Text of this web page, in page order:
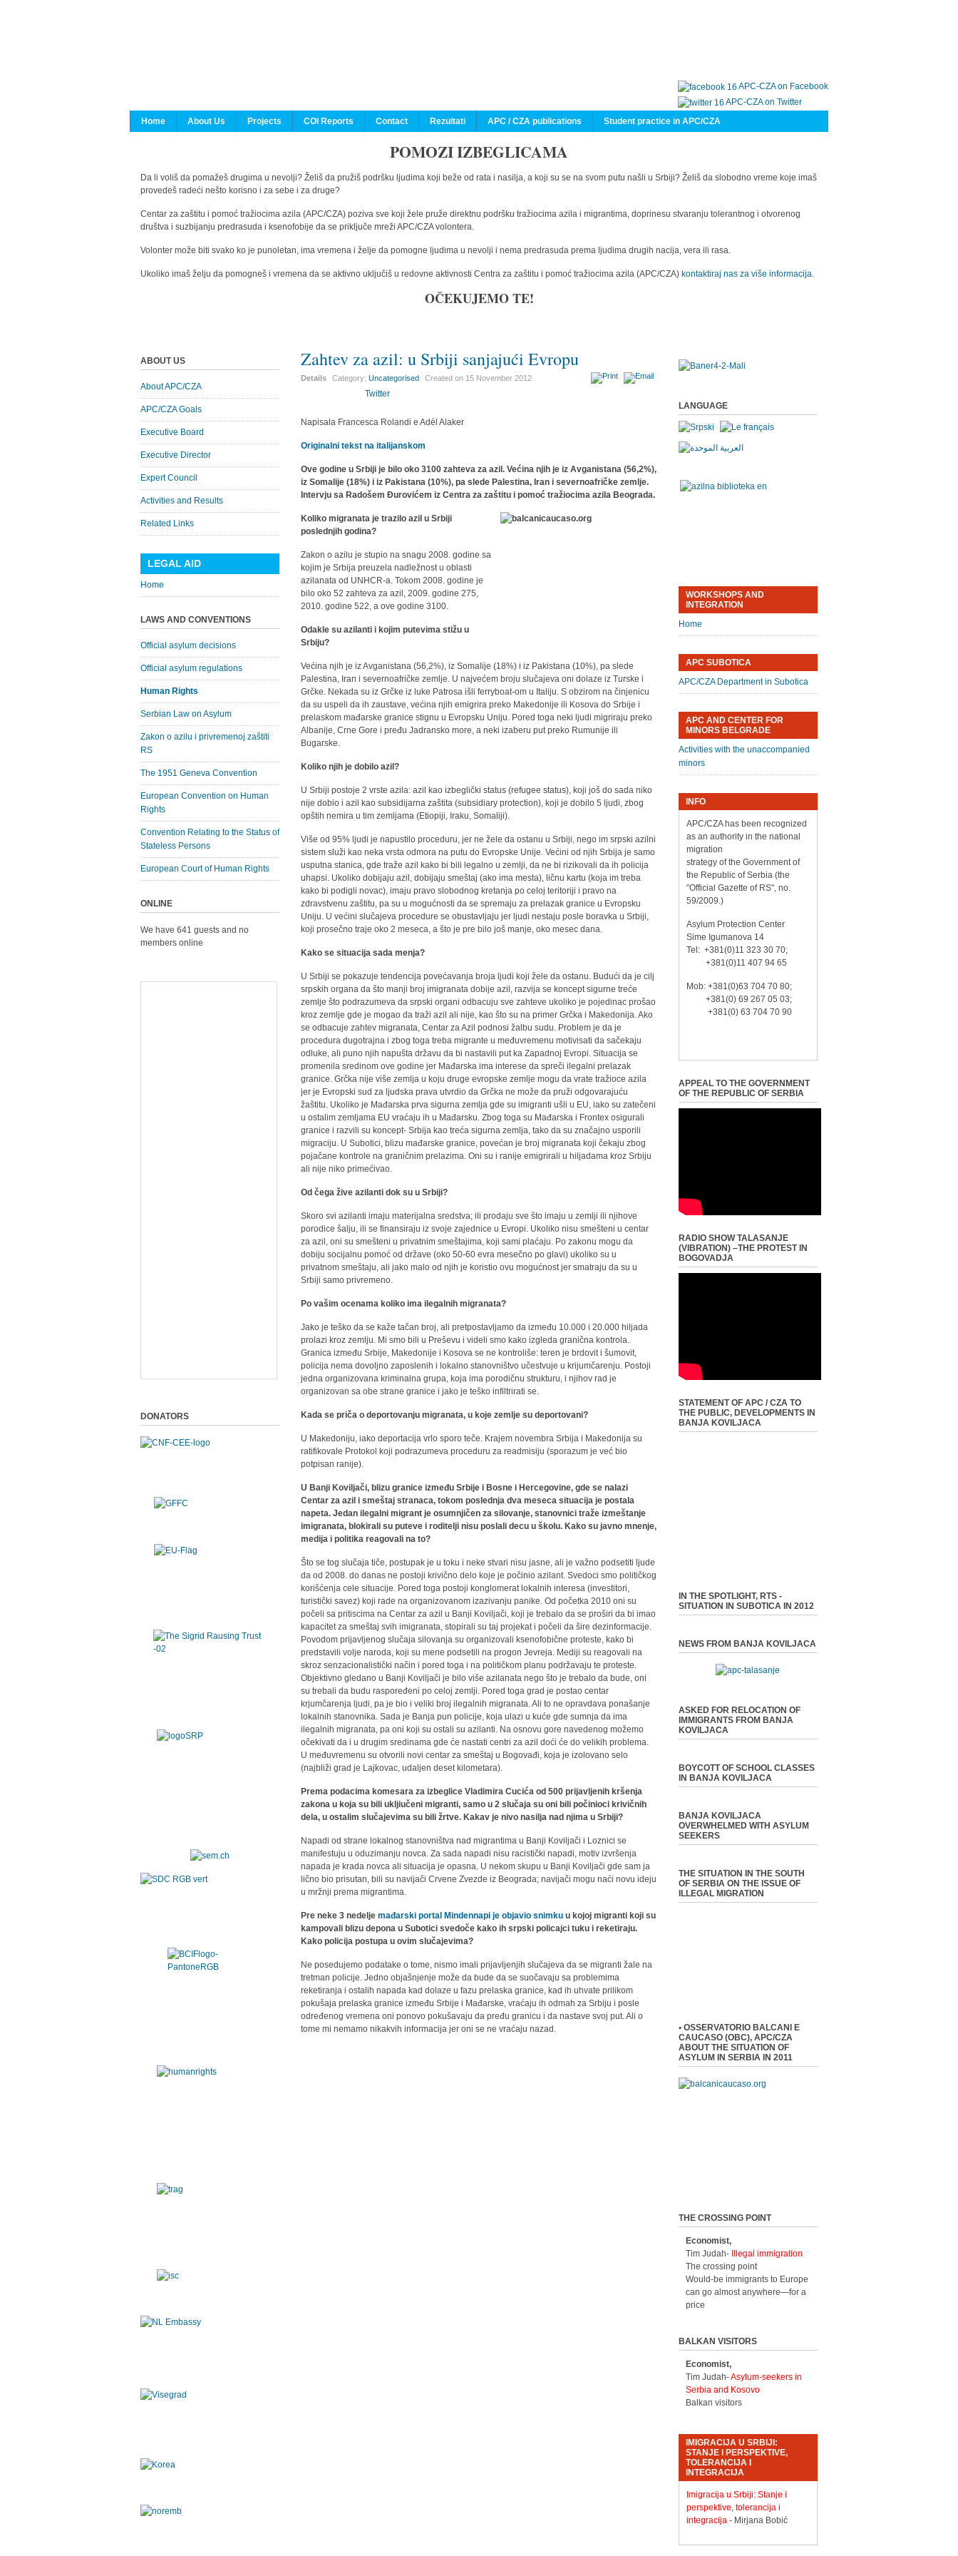
APC-CZA on Facebook
APC-CZA on Twitter
Home
About Us Projects COI Reports Contact Rezultati APC / CZA publications Student practice in APC/CZA
POMOZI IZBEGLICAMA
Da li voliš da pomažeš drugima u nevolji? Želiš da pružiš podršku ljudima koji beže od rata i nasilja, a koji su se na svom putu našli u Srbiji? Želiš da slobodno vreme koje imaš
provedeš radeći nešto korisno i za sebe i za druge?
Centar za zaštitu i pomoć tražiocima azila (APC/CZA) poziva sve koji žele pruže direktnu podršku tražiocima azila i migrantima, doprinesu stvaranju tolerantnog i otvorenog
društva i suzbijanju predrasuda i ksenofobije da se priključe mreži APC/CZA volontera.
Volonter može biti svako ko je punoletan, ima vremena i želje da pomogne ljudima u nevolji i nema predrasuda prema ljudima drugih nacija, vera ili rasa.
Ukoliko imaš želju da pomogneš i vremena da se aktivno uključiš u redovne aktivnosti Centra za zaštitu i pomoć tražiocima azila (APC/CZA) kontaktiraj nas za više informacija.
OČEKUJEMO TE!
Zahtev za azil: u Srbiji sanjajući Evropu
Details Category:Uncategorised Created on 15 November 2012
Twitter
Napisala Francesca Rolandi e Adél Alaker
Originalni tekst na italijanskom
Ove godine u Srbiji je bilo oko 3100 zahteva za azil. Većina njih je iz Avganistana (56,2%),
iz Somalije (18%) i iz Pakistana (10%), pa slede Palestina, Iran i severnoafričke zemlje.
Intervju sa Radošem Đurovićem iz Centra za zaštitu i pomoć tražiocima azila Beograda.
Koliko migranata je trazilo azil u Srbiji
poslednjih godina?
Zakon o azilu je stupio na snagu 2008. godine sa
kojim je Srbija preuzela nadležnost u oblasti
azilanata od UNHCR-a. Tokom 2008. godine je
bilo oko 52 zahteva za azil, 2009. godine 275,
2010. godine 522, a ove godine 3100.
Odakle su azilanti i kojim putevima stižu u
Srbiju?
Većina njih je iz Avganistana (56,2%), iz Somalije (18%) i iz Pakistana (10%), pa slede
Palestina, Iran i severnoafričke zemlje. U najvećem broju slučajeva oni dolaze iz Turske i
Grčke. Nekada su iz Grčke iz luke Patrosa išli ferryboat-om u Italiju. S obzirom na činjenicu
da su uspeli da ih zaustave, većina njih emigrira preko Makedonije ili Kosova do Srbije i
prelaskom mađarske granice stignu u Evropsku Uniju. Pored toga neki ljudi migriraju preko
Albanije, Crne Gore i pređu Jadransko more, a neki izaberu put preko Rumunije ili
Bugarske.
Koliko njih je dobilo azil?
U Srbiji postoje 2 vrste azila: azil kao izbeglički status (refugee status), koji još do sada niko
nije dobio i azil kao subsidijarna zaštita (subsidiary protection), koji je dobilo 5 ljudi, zbog
opštih nemira u tim zemljama (Etiopiji, Iraku, Somaliji).
Više od 95% ljudi je napustilo proceduru, jer ne žele da ostanu u Srbiji, nego im srpski azilni
sistem služi kao neka vrsta odmora na putu do Evropske Unije. Većini od njih Srbija je samo
usputna stanica, gde traže azil kako bi bili legalno u zemlji, da ne bi rizikovali da ih policija
uhapsi. Ukoliko dobijaju azil, dobijaju smeštaj (ako ima mesta), ličnu kartu (koja im treba
kako bi podigli novac), imaju pravo slobodnog kretanja po celoj teritoriji i pravo na
zdravstvenu zaštitu, pa su u mogućnosti da se spremaju za prelazak granice u Evropsku
Uniju. U većini slučajeva procedure se obustavljaju jer ljudi nestaju posle boravka u Srbiji,
koji prosečno traje oko 2 meseca, a što je pre bilo još manje, oko mesec dana.
Kako se situacija sada menja?
U Srbiji se pokazuje tendencija povećavanja broja ljudi koji žele da ostanu. Budući da je cilj
srpskih organa da što manji broj imigranata dobije azil, razvija se koncept sigurne treće
zemlje što podrazumeva da srpski organi odbacuju sve zahteve ukoliko je pojedinac prošao
kroz zemlje gde je mogao da traži azil ali nije, kao što su na primer Grčka i Makedonija. Ako
se odbacuje zahtev migranata, Centar za Azil podnosi žalbu sudu. Problem je da je
procedura dugotrajna i zbog toga treba migrante u međuvremenu motivisati da sačekaju
odluke, ali puno njih napušta državu da bi nastavili put ka Zapadnoj Evropi. Situacija se
promenila sredinom ove godine jer Mađarska ima interese da spreči ilegalni prelazak
granice. Grčka nije više zemlja u koju druge evropske zemlje mogu da vrate tražioce azila
jer je Evropski sud za ljudska prava utvrdio da Grčka ne može da pruži odgovarajuću
žaštitu. Ukoliko je Mađarska prva sigurna zemlja gde su imigranti ušli u EU, iako su zatečeni
u ostalim zemljama EU vraćaju ih u Mađarsku. Zbog toga su Mađarska i Frontex osigurali
granice i razvili su koncept- Srbija kao treća sigurna zemlja, tako da su značajno usporili
migraciju. U Subotici, blizu mađarske granice, povećan je broj migranata koji čekaju zbog
pojačane kontrole na graničnim prelazima. Oni su i ranije emigrirali u hiljadama kroz Srbiju
ali nije niko primećivao.
Od čega žive azilanti dok su u Srbiji?
Skoro svi azilanti imaju materijalna sredstva; ili prodaju sve što imaju u zemlji ili njihove
porodice šalju, ili se finansiraju iz svoje zajednice u Evropi. Ukoliko nisu smešteni u centar
za azil, oni su smešteni u privatnim smeštajima, koji sami plaćaju. Po zakonu mogu da
dobiju socijalnu pomoć od države (oko 50-60 evra mesečno po glavi) ukoliko su u
privatnom smeštaju, ali jako malo od njih je koristio ovu mogućnost jer smatraju da su u
Srbiji samo privremeno.
Po vašim ocenama koliko ima ilegalnih migranata?
Jako je teško da se kaže tačan broj, ali pretpostavljamo da između 10.000 i 20.000 hiljada
prolazi kroz zemlju. Mi smo bili u Preševu i videli smo kako izgleda granična kontrola.
Granica između Srbije, Makedonije i Kosova se ne kontroliše: teren je brdovit i šumovit,
policija nema dovoljno zaposlenih i lokalno stanovništvo učestvuje u krijumčarenju. Postoji
jedna organizovana kriminalna grupa, koja ima porodičnu strukturu, i njihov rad je
organizovan sa obe strane granice i jako je teško infiltrirati se.
Kada se priča o deportovanju migranata, u koje zemlje su deportovani?
U Makedoniju, iako deportacija vrlo sporo teče. Krajem novembra Srbija i Makedonija su
ratifikovale Protokol koji podrazumeva proceduru za readmisiju (sporazum je već bio
potpisan ranije).
U Banji Koviljači, blizu granice između Srbije i Bosne i Hercegovine, gde se nalazi
Centar za azil i smeštaj stranaca, tokom poslednja dva meseca situacija je postala
napeta. Jedan ilegalni migrant je osumnjičen za silovanje, stanovnici traže izmeštanje
imigranata, blokirali su puteve i roditelji nisu poslali decu u školu. Kako su javno mnenje,
medija i politika reagovali na to?
Što se tog slučaja tiče, postupak je u toku i neke stvari nisu jasne, ali je važno podsetiti ljude
da od 2008. do danas ne postoji krivično delo koje je počinio azilant. Svedoci smo političkog
korišćenja cele situacije. Pored toga postoji konglomerat lokalnih interesa (investitori,
turistički savez) koji rade na organizovanom izazivanju panike. Od početka 2010 oni su
počeli sa pritiscima na Centar za azil u Banji Koviljači, koji je trebalo da se proširi da bi imao
kapacitet za smeštaj svih imigranata, stopirali su taj projekat i počeli da šire dezinformacije.
Povodom prijavljenog slučaja silovanja su organizovali ksenofobične proteste, kako bi
predstavili volje naroda, koji su mene podsetili na progon Jevreja. Mediji su reagovali na
skroz senzacionalistički način i pored toga i na političkom planu podržavaju te proteste.
Objektivno gledano u Banji Koviljači je bilo više azilanata nego što je trebalo da bude, oni
su trebali da budu raspoređeni po celoj zemlji. Pored toga grad je postao centar
krjumčarenja ljudi, pa je bio i veliki broj ilegalnih migranata. Ali to ne opravdava ponašanje
lokalnih stanovnika. Sada je Banja pun policije, koja ulazi u kuće gde sumnja da ima
ilegalnih migranata, pa oni koji su ostali su azilanti. Na osnovu gore navedenog možemo
očekivati da i u drugim sredinama gde će nastati centri za azil doći će do velikih problema.
U međuvremenu su otvorili novi centar za smeštaj u Bogovađi, koja je izolovano selo
(najbliži grad je Lajkovac, udaljen deset kilometara).
Prema podacima komesara za izbeglice Vladimira Cucića od 500 prijavljenih kršenja
zakona u koja su bili ukljiučeni migranti, samo u 2 slučaja su oni bili počinioci krivičnih
dela, u ostalim slučajevima su bili žrtve. Kakav je nivo nasilja nad njima u Srbiji?
Napadi od strane lokalnog stanovništva nad migrantima u Banji Koviljači i Loznici se
manifestuju u oduzimanju novca. Za sada napadi nisu racistički napadi, motiv izvršenja
napada je krada novca ali situacija je opasna. U nekom skupu u Banji Koviljači gde sam ja
lično bio prisutan, bili su navijači Crvene Zvezde iz Beograda; navijači mogu naći novu ideju
u mržnji prema migrantima.
Pre neke 3 nedeljemađarski portal Mindennapi je objavio snimku u kojoj migranti koji su
kampovali blizu depona u Subotici svedoče kako ih srpski policajci tuku i reketiraju.
Kako policija postupa u ovim slučajevima?
Ne posedujemo podatake o tome, nismo imali prijavljenjih slučajeva da se migranti žale na
tretman policije. Jedno objašnjenje može da bude da se suočavaju sa problemima
reketiranja i ostalih napada kad dolaze u fazu prelaska granice, kad ih uhvate prilikom
pokušaja prelaska granice između Srbije i Mađarske, vraćaju ih odmah za Srbiju i posle
određenog vremena oni ponovo pokušavaju da pređu granicu i da nastave svoj put. Ali o
tome mi nemamo nikakvih informacija jer oni se ne vraćaju nazad.
ABOUT US
About APC/CZA
APC/CZA Goals
Executive Board
Executive Director
Expert Council
Activities and Results
Related Links
LEGAL AID
Home
LAWS AND CONVENTIONS
Official asylum decisions
Official asylum regulations
Human Rights
Serbian Law on Asylum
Zakon o azilu i privremenoj zaštiti
RS
The 1951 Geneva Convention
European Convention on Human
Rights
Convention Relating to the Status of
Stateless Persons
European Court of Human Rights
ONLINE
We have 641 guests and no
members online
DONATORS
LANGUAGE
WORKSHOPS AND
INTEGRATION
Home
APC SUBOTICA
APC/CZA Department in Subotica
APC AND CENTER FOR
MINORS BELGRADE
Activities with the unaccompanied
minors
INFO
APC/CZA has been recognized
as an authority in the national
migration
strategy of the Government of
the Republic of Serbia (the
"Official Gazette of RS", no.
59/2009.)
Asylum Protection Center
Sime Igumanova 14
Tel: +381(0)11 323 30 70;
+381(0)11 407 94 65
Mob: +381(0)63 704 70 80;
+381(0) 69 267 05 03;
+381(0) 63 704 70 90
APPEAL TO THE GOVERNMENT
OF THE REPUBLIC OF SERBIA
RADIO SHOW TALASANJE
(VIBRATION) –THE PROTEST IN
BOGOVADJA
STATEMENT OF APC / CZA TO
THE PUBLIC, DEVELOPMENTS IN
BANJA KOVILJACA
IN THE SPOTLIGHT, RTS -
SITUATION IN SUBOTICA IN 2012
NEWS FROM BANJA KOVILJACA
ASKED FOR RELOCATION OF
IMMIGRANTS FROM BANJA
KOVILJACA
BOYCOTT OF SCHOOL CLASSES
IN BANJA KOVILJACA
BANJA KOVILJACA
OVERWHELMED WITH ASYLUM
SEEKERS
THE SITUATION IN THE SOUTH
OF SERBIA ON THE ISSUE OF
ILLEGAL MIGRATION
• OSSERVATORIO BALCANI E
CAUCASO (OBC), APC/CZA
ABOUT THE SITUATION OF
ASYLUM IN SERBIA IN 2011
THE CROSSING POINT
Economist,
Tim Judah-
Illegal immigration
The crossing point
Would-be immigrants to Europe
can go almost anywhere—for a
price
BALKAN VISITORS
Economist,
Tim Judah-Asylum-seekers in
Serbia and Kosovo
Balkan visitors
IMIGRACIJA U SRBIJI:
STANJE I PERSPEKTIVE,
TOLERANCIJA I
INTEGRACIJA
Imigracija u Srbiji: Stanje i
perspektive, tolerancija i
integracija- Mirjana Bobić